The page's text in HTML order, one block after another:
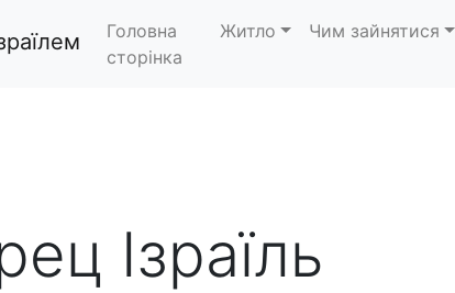
Головна
сторінка
Житло Чим зайнятися
Ізраїль